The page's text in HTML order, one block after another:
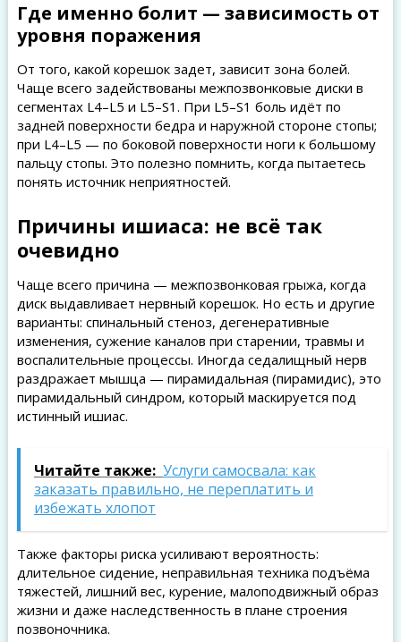
Где именно болит — зависимость от
уровня поражения
От того, какой корешок задет, зависит зона болей.
Чаще всего задействованы межпозвонковые диски в
сегментах L4–L5 и L5–S1. При L5–S1 боль идёт по
задней поверхности бедра и наружной стороне стопы;
при L4–L5 — по боковой поверхности ноги к большому
пальцу стопы. Это полезно помнить, когда пытаетесь
понять источник неприятностей.
Причины ишиаса: не всё так
очевидно
Чаще всего причина — межпозвонковая грыжа, когда
диск выдавливает нервный корешок. Но есть и другие
варианты: спинальный стеноз, дегенеративные
изменения, сужение каналов при старении, травмы и
воспалительные процессы. Иногда седалищный нерв
раздражает мышца — пирамидальная (пирамидис), это
пирамидальный синдром, который маскируется под
истинный ишиас.
Читайте также: Услуги самосвала: как
заказать правильно, не переплатить и
избежать хлопот
Также факторы риска усиливают вероятность:
длительное сидение, неправильная техника подъёма
тяжестей, лишний вес, курение, малоподвижный образ
жизни и даже наследственность в плане строения
позвоночника.